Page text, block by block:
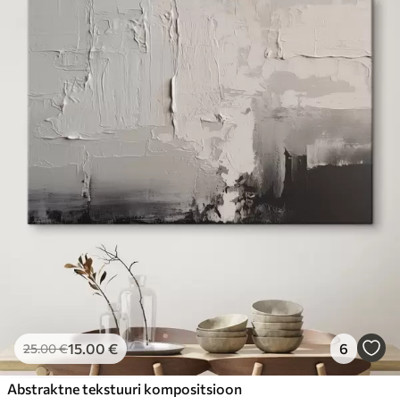
25.00€15.00 € 6
Abstraktne tekstuuri kompositsioon